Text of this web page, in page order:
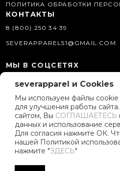
ПОЛИТИКА ОБРАБОТКИ
КОНТАКТЫ
8 (800) 250 34 39
SEVERAPPAREL51@GMAIL.COM
МЫ В СОЦСЕТЯХ
О КОМПАНИИ
ИСТОРИЯ БРЕНДА
ПОЛИТИКА КОМПАНИИ
РЕКЛАМНЫЕ МАТЕРИАЛЫ
ПРОГРАММА ЛОЯЛЬНОСТИ
severapparel и Cookies
Мы используем файлы
для улучшения работы
сайтом, Вы СОГЛАШАЕТЕСЬ
данных и использование
Для согласия нажмите ОК.
нашей Политикой
нажмите "ЗДЕСЬ"